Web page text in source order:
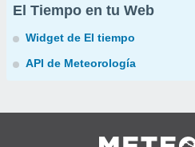
El Tiempo en tu Web
Widget de El tiempo
API de Meteorología